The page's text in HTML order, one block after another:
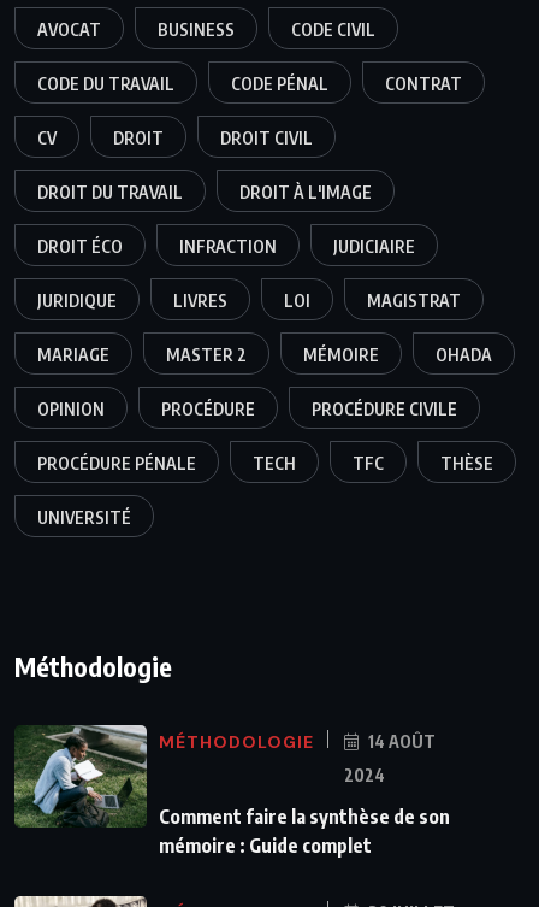
AVOCAT BUSINESS CODE CIVIL
CODE DU TRAVAIL CODE PÉNAL CONTRAT
CV DROIT DROIT CIVIL
DROIT DU TRAVAIL DROIT À L'IMAGE
DROIT ÉCO INFRACTION JUDICIAIRE
JURIDIQUE LIVRES LOI MAGISTRAT
MARIAGE MASTER 2 MÉMOIRE OHADA
OPINION PROCÉDURE PROCÉDURE CIVILE
PROCÉDURE PÉNALE TECH TFC THÈSE
UNIVERSITÉ
Méthodologie
MÉTHODOLOGIE
14 AOÛT
2024
Comment faire la synthèse de son
mémoire : Guide complet